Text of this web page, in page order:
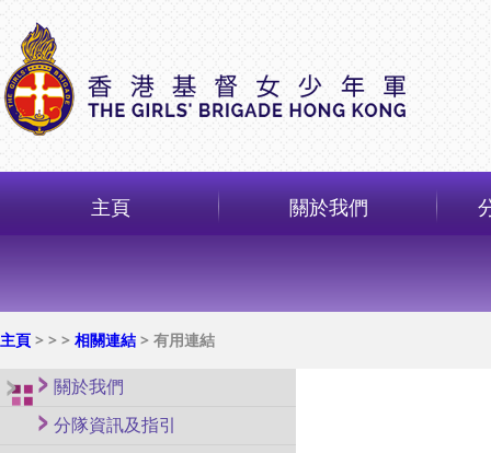
主頁 關於我們
主頁 > > > 相關連結 > 有用連結
關於我們
分隊資訊及指引